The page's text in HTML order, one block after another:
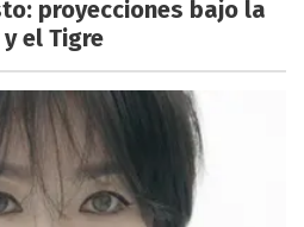
proyecciones bajo la
el Tigre